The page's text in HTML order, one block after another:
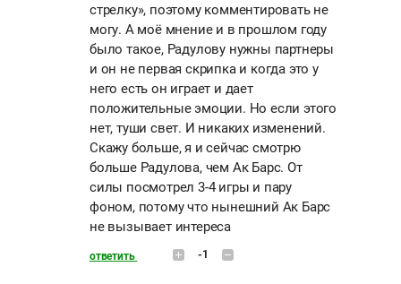
стрелку», поэтому комментировать не
могу. А моё мнение и в прошлом году
было такое, Радулову нужны партнеры
и он не первая скрипка и когда это у
него есть он играет и дает
положительные эмоции. Но если этого
нет, туши свет. И никаких изменений.
Скажу больше, я и сейчас смотрю
больше Радулова, чем Ак Барс. От
силы посмотрел 3-4 игры и пару
фоном, потому что нынешний Ак Барс
не вызывает интереса
ответить -1